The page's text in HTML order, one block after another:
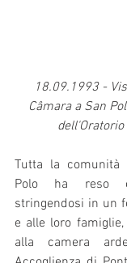
18.09.1993 -
Câmara a San
Tutta la comunità
Polo ha reso
stringendosi in un
e alle loro
alla camera